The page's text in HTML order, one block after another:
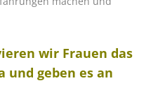
wir Frauen das
und geben es an